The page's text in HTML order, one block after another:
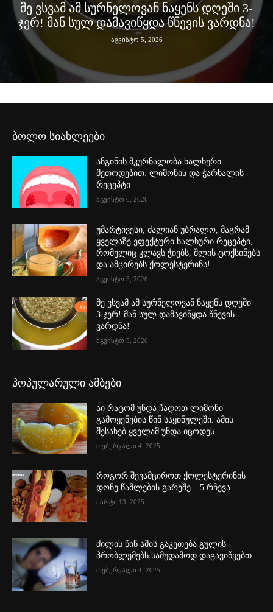
ᲛᲔ ᲕᲡᲕᲐᲛ ᲐᲛ ᲡᲣᲠᲜᲔᲚᲝᲕᲐᲜ ᲜᲐᲧᲔᲜᲡ ᲓᲦᲔᲨᲘ 3-
ᲯᲔᲠ! ᲛᲐᲜ ᲡᲣᲚ ᲓᲐᲛᲐᲕᲘᲬᲧᲓᲐ ᲬᲜᲔᲕᲘᲡ ᲕᲐᲠᲓᲜᲐ!
აგვისტო 5, 2026
ბოლო სიახლეები
ანგინის მკურნალობა ხალხური
მეთოდებით: ლიმონის და ჭარხალის
რეცეპტი
აგვისტო 6, 2026
უმარტივესი, ძალიან უბრალო, მაგრამ
ყველაზე ეფექტური ხალხური რეცეპტი,
რომელიც კლავს ჭიებს, შლის ტოქსინებს
და ამცირებს ქოლესტერინს!
აგვისტო 5, 2026
მე ვსვამ ამ სურნელოვან ნაყენს დღეში
3-ჯერ! მან სულ დამავიწყდა წნევის
ვარდნა!
აგვისტო 5, 2026
პოპულარული ამბები
აი რატომ უნდა ჩადოთ ლიმონი
გამოყენების წინ საყინულეში. ამის
შესახებ ყველამ უნდა იცოდეს
თებერვალი 4, 2025
როგორ შევამციროთ ქოლესტერინის
დონე წამლების გარეშე – 5 რჩევა
მარტი 13, 2025
ძილის წინ ამის გაკეთება გულის
პრობლემებს სამუდამოდ დაგავიწყებთ
თებერვალი 4, 2025